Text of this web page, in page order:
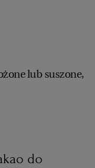
lub suszone,
do